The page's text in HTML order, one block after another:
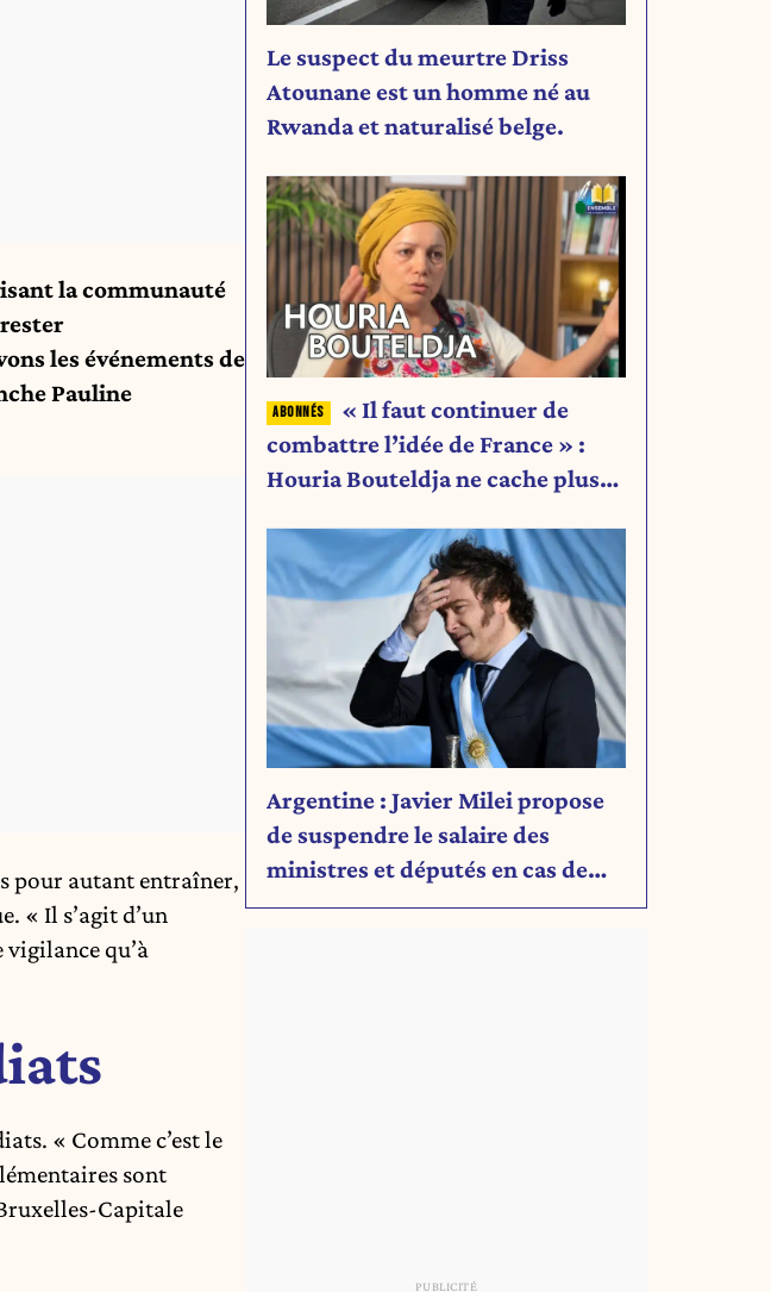
la communauté
les événements de
Pauline
pour autant entraîner,
« Il s’agit d’un
qu’à
« Comme c’est le
sont
Capitale
Le suspect du meurtre Driss
Atounane est un homme né au
Rwanda et naturalisé belge.
« Il faut continuer de
combattre l’idée de France » :
Houria Bouteldja ne cache plus
Argentine : Javier Milei propose
de suspendre le salaire des
ministres et députés en cas de
déficit budgétaire